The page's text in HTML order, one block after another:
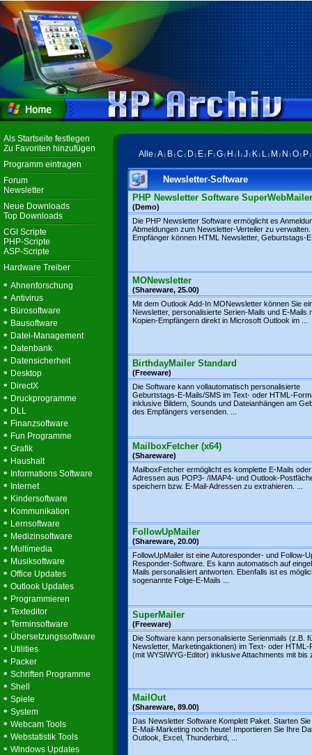
Als Startseite festlegen
Zu Favoriten hinzufügen
Programm eintragen
Forum
Newsletter
Neue Downloads
Top Downloads
CGI Scripte
PHP-Scripte
ASP-Scripte
Hardware Treiber
• Ahnenforschung
• Antivirus
• Bürosoftware
• Bausoftware
• Datei-Management
• Datenbank
• Datensicherheit
• Desktop
• DirectX
• Druckprogramme
• DLL
• Finanzsoftware
• Fun Programme
• Grafik
• Haushalt
• Informations Software
• Internet
• Kindersoftware
• Kommunikation
• Lernsoftware
• Medizinsoftware
• Multimedia
• Musiksoftware
• Office Updates
• Outlook Updates
• Programmieren
• Texteditor
• Terminsoftware
• Übersetzungssoftware
• Utilities
• Packer
• Schriften Programme
• Shell
• Spiele
• System
• Webcam Tools
• Webstatistik Tools
• Windows Updates
Alle A B C D E F G H J K L M N O P
Newsletter-Software
PHP Newsletter Software SuperWebMailer
(Demo)
Die PHP Newsletter Software ermöglicht es
Abmeldungen zum Newsletter-Verteiler zu verwalten.
Empfänger können HTML Newsletter, Geburtstags-
MONewsletter
(Shareware, 25.00)
Mit dem Outlook Add-In MONewsletter können Sie
Newsletter, personalisierte Serien-Mails und E-Mails
Kopien-Empfängern direkt in Microsoft Outlook im ...
BirthdayMailer Standard
(Freeware)
Die Software kann vollautomatisch personalisierte
Geburtstags-E-Mails/SMS im Text- oder HTML-
inklusive Bildern, Sounds und Dateianhängen am
des Empfängers versenden. ...
MailboxFetcher (x64)
(Shareware)
MailboxFetcher ermöglicht es komplette E-Mails
Adressen aus POP3- /IMAP4- und Outlook-
speichern bzw. E-Mail-Adressen zu extrahieren. ...
FollowUpMailer
(Shareware, 20.00)
FollowUpMailer ist eine Autoresponder- und Follow-
Responder-Software. Es kann automatisch auf
Mails personalisiert antworten. Ebenfalls ist es
sogenannte Folge-E-Mails ...
SuperMailer
(Freeware)
Die Software kann personalisierte Serienmails (z.B.
Newsletter, Marketingaktionen) im Text- oder HTML-
(mit WYSIWYG-Editor) inklusive Attachments mit bis
MailOut
(Shareware, 89.00)
Das Newsletter Software Komplett Paket. Starten
E-Mail-Marketing noch heute! Importieren Sie Ihre
Outlook, Excel, Thunderbird, ...